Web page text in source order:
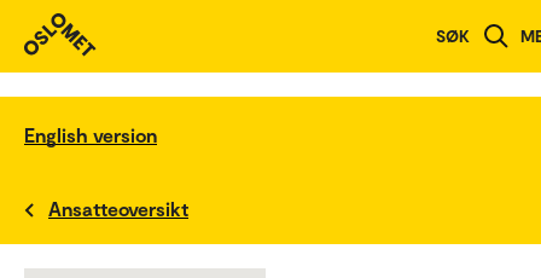
SØK
English version
Ansatteoversikt